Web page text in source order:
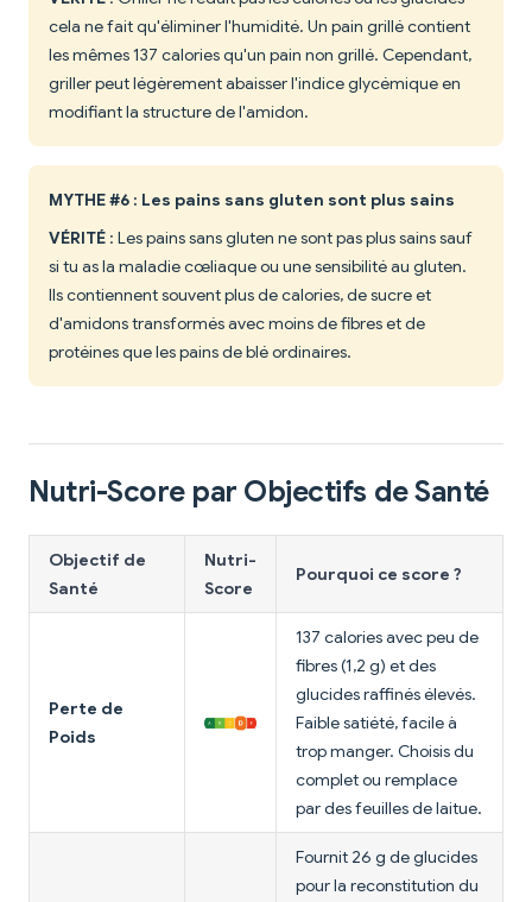
cela ne fait qu'éliminer l'humidité. Un pain grillé contient
les mêmes 137 calories qu'un pain non grillé. Cependant,
griller peut légèrement abaisser l'indice glycémique en
modifiant la structure de l'amidon.
MYTHE #6 : Les pains sans gluten sont plus sains
VÉRITÉ : Les pains sans gluten ne sont pas plus sains sauf
si tu as la maladie cœliaque ou une sensibilité au gluten.
Ils contiennent souvent plus de calories, de sucre et
d'amidons transformés avec moins de fibres et de
protéines que les pains de blé ordinaires.
Nutri-Score par Objectifs de Santé
Objectif de
Santé
Nutri-
Score
Pourquoi ce score ?
Perte de
Poids
137 calories avec peu de
fibres (1,2 g) et des
glucides raffinés élevés.
Faible satiété, facile à
trop manger. Choisis du
complet ou remplace
par des feuilles de laitue.
Fournit 26 g de glucides
pour la reconstitution du